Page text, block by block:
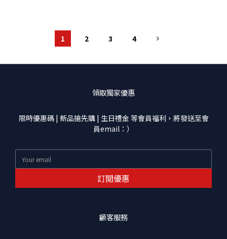
1 2 3 4
領取獨家優惠
限時優惠碼 | 新品搶先購 | 生日禮金 等會員福利，將發送至會
員email：）
訂閱優惠
顧客服務